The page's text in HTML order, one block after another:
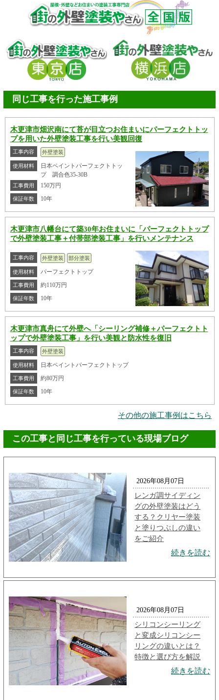
同じ工事を行った施工事例
木更津市畑沢南にて苔が目立つお住まいにパーフェクトトッ
プを用いた外壁塗装工事を行い美観回復
工事内容 外壁塗装
使用材料
日本ペイントパーフェクトトッ
プ 調合色35-30B
工事費用 150万円
保証年数 10年
木更津市八幡台にて築30年お住まいに「パーフェクトトップ
で外壁塗装工事＋付帯部塗装工事」を行いメンテナンス
工事内容 外壁塗装 部分塗装
使用材料 パーフェクトトップ
工事費用 約110万円
保証年数 10年
木更津市真舟にて外壁へ「シーリング補修＋パーフェクトト
ップで外壁塗装工事」を行い美観と防水性を復旧
工事内容 外壁塗装
使用材料 日本ペイントパーフェクトトップ
工事費用 約80万円
保証年数 10年
その他の施工事例はこちら
この工事と同じ工事を行っている現場ブログ
2026年08月07日
レンガ調サイディン
グの外壁塗装はどう
する？クリヤー塗装
と塗りつぶしの違い
をご紹介
続きを読む
2026年08月07日
シリコンシーリング
と変成シリコンシー
リングの違いとは？
特徴と選び方を解説
続きを読む